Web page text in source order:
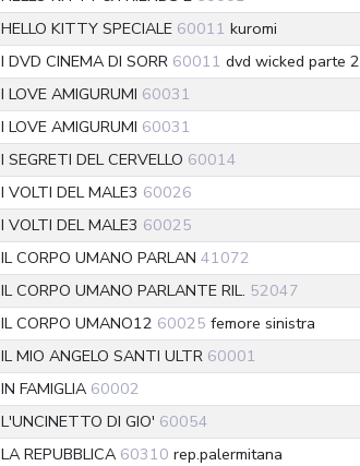
HELLO KITTY SPECIALE 60011 kuromi
I DVD CINEMA DI SORR 60011 dvd wicked parte 2
I LOVE AMIGURUMI 60031
I LOVE AMIGURUMI 60031
I SEGRETI DEL CERVELLO 60014
I VOLTI DEL MALE3 60026
I VOLTI DEL MALE3 60025
IL CORPO UMANO PARLAN 41072
IL CORPO UMANO PARLANTE RIL. 52047
IL CORPO UMANO12 60025 femore sinistra
IL MIO ANGELO SANTI ULTR 60001
IN FAMIGLIA 60002
L'UNCINETTO DI GIO' 60054
LA REPUBBLICA 60310 rep.palermitana